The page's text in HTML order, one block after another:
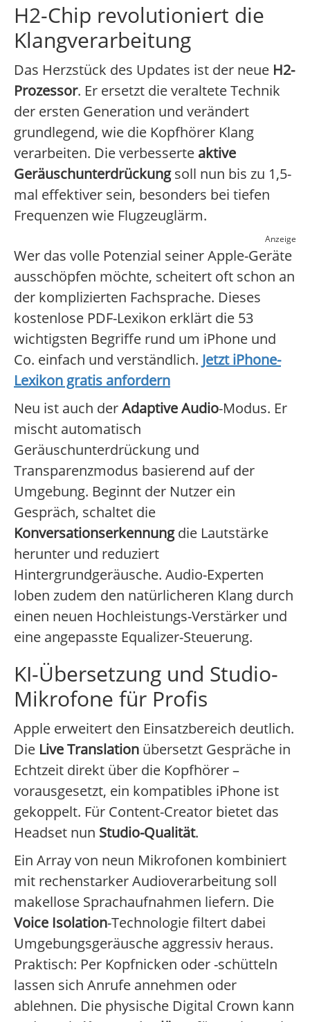
H2-Chip revolutioniert die
Klangverarbeitung
Das Herzstück des Updates ist der neue H2-
Prozessor. Er ersetzt die veraltete Technik
der ersten Generation und verändert
grundlegend, wie die Kopfhörer Klang
verarbeiten. Die verbesserte aktive
Geräuschunterdrückungsoll nun bis zu 1,5-
mal effektiver sein, besonders bei tiefen
Frequenzen wie Flugzeuglärm.
Anzeige
Wer das volle Potenzial seiner Apple-Geräte
ausschöpfen möchte, scheitert oft schon an
der komplizierten Fachsprache. Dieses
kostenlose PDF-Lexikon erklärt die 53
wichtigsten Begriffe rund um iPhone und
Co. einfach und verständlich. Jetzt iPhone-
Lexikon gratis anfordern
Neu ist auch derAdaptive Audio-Modus. Er
mischt automatisch
Geräuschunterdrückung und
Transparenzmodus basierend auf der
Umgebung. Beginnt der Nutzer ein
Gespräch, schaltet die
Konversationserkennungdie Lautstärke
herunter und reduziert
Hintergrundgeräusche. Audio-Experten
loben zudem den natürlicheren Klang durch
einen neuen Hochleistungs-Verstärker und
eine angepasste Equalizer-Steuerung.
KI-Übersetzung und Studio-
Mikrofone für Profis
Apple erweitert den Einsatzbereich deutlich.
Die Live Translation übersetzt Gespräche in
Echtzeit direkt über die Kopfhörer –
vorausgesetzt, ein kompatibles iPhone ist
gekoppelt. Für Content-Creator bietet das
Headset nun Studio-Qualität.
Ein Array von neun Mikrofonen kombiniert
mit rechenstarker Audioverarbeitung soll
makellose Sprachaufnahmen liefern. Die
Voice Isolation-Technologie filtert dabei
Umgebungsgeräusche aggressiv heraus.
Praktisch: Per Kopfnicken oder -schütteln
lassen sich Anrufe annehmen oder
ablehnen. Die physische Digital Crown kann